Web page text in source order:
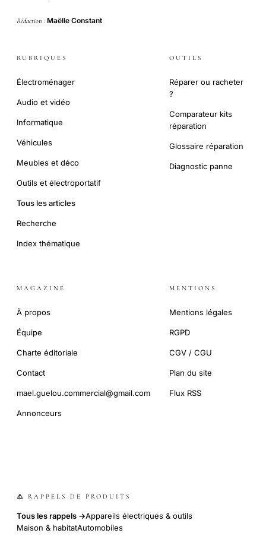
Rédaction : Maëlle Constant
RUBRIQUES
Électroménager
Audio et vidéo
Informatique
Véhicules
Meubles et déco
Outils et électroportatif
Tous les articles
Recherche
Index thématique
OUTILS
Réparer ou racheter
?
Comparateur kits
réparation
Glossaire réparation
Diagnostic panne
MAGAZINE
À propos
Équipe
Charte éditoriale
Contact
mael.guelou.commercial@gmail.com
Annonceurs
MENTIONS
Mentions légales
RGPD
CGV / CGU
Plan du site
Flux RSS
⚠️ RAPPELS DE PRODUITS
Tous les rappels →Appareils électriques & outils
Maison & habitatAutomobiles